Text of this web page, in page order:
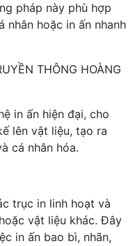
pháp này phù hợp
nhân hoặc in ấn nhanh
in ấn hiện đại, cho
lên vật liệu, tạo ra
cá nhân hóa.
trục in linh hoạt và
vật liệu khác. Đây
in ấn bao bì, nhãn,